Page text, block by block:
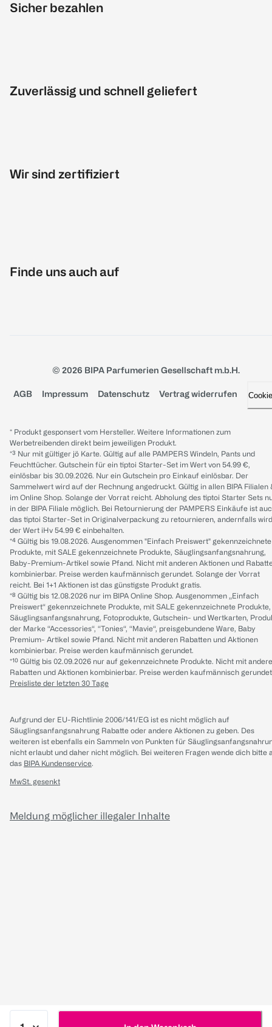
Sicher bezahlen
Zuverlässig und schnell geliefert
Wir sind zertifiziert
Finde uns auch auf
© 2026 BIPA Parfumerien Gesellschaft m.b.H.
AGB Impressum Datenschutz Vertrag widerrufen
* Produkt gesponsert vom Hersteller. Weitere Informationen zum
Werbetreibenden direkt beim jeweiligen Produkt.
*³ Nur mit gültiger jö Karte. Gültig auf alle PAMPERS Windeln, Pants und
Feuchttücher. Gutschein für ein tiptoi Starter-Set im Wert von 54.99 €,
einlösbar bis 30.09.2026. Nur ein Gutschein pro Einkauf einlösbar. Der
Sammelwert wird auf der Rechnung angedruckt. Gültig in allen BIPA Filialen
im Online Shop. Solange der Vorrat reicht. Abholung des tiptoi Starter Sets
in der BIPA Filiale möglich. Bei Retournierung der PAMPERS Einkäufe ist
das tiptoi Starter-Set in Originalverpackung zu retournieren, andernfalls wird
der Wert iHv 54.99 € einbehalten.
*⁴ Gültig bis 19.08.2026. Ausgenommen "Einfach Preiswert" gekennzeichnete
Produkte, mit SALE gekennzeichnete Produkte, Säuglingsanfangsnahrung,
Baby-Premium-Artikel sowie Pfand. Nicht mit anderen Aktionen und
kombinierbar. Preise werden kaufmännisch gerundet. Solange der Vorrat
reicht. Bei 1+1 Aktionen ist das günstigste Produkt gratis.
*⁸ Gültig bis 12.08.2026 nur im BIPA Online Shop. Ausgenommen „Einfach
Preiswert“ gekennzeichnete Produkte, mit SALE gekennzeichnete Produkte,
Säuglingsanfangsnahrung, Fotoprodukte, Gutschein- und Wertkarten,
der Marke “Accessories“, “Tonies“, “Mavie“, preisgebundene Ware, Baby
Premium- Artikel sowie Pfand. Nicht mit anderen Rabatten und Aktionen
kombinierbar. Preise werden kaufmännisch gerundet.
*¹⁰ Gültig bis 02.09.2026 nur auf gekennzeichnete Produkte. Nicht mit
Rabatten und Aktionen kombinierbar. Preise werden kaufmännisch
Preisliste der letzten 30 Tage
Aufgrund der EU-Richtlinie 2006/141/EG ist es nicht möglich auf
Säuglingsanfangsnahrung Rabatte oder andere Aktionen zu geben. Des
weiteren ist ebenfalls ein Sammeln von Punkten für
nicht erlaubt und daher nicht möglich. Bei weiteren Fragen wende dich bitte
das BIPA Kundenservice.
MwSt. gesenkt
Meldung möglicher illegaler Inhalte